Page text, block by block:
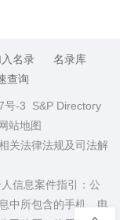
入名录
名录库
查询
号-3 S&P Directory
网站地图
关法律法规及司法解
信息案件指引：公
中所包含的手机、电